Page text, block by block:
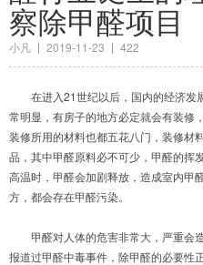
察除甲醛项目
小凡 2019-11-23 422
在进入21世纪以后，国内的经济发
常明显，有房子的地方必定就会有装修
装修所用的材料也都五花八门，装修材
品，其中甲醛原料必不可少，甲醛的挥
高温时，甲醛会加剧释放，造成室内甲
方，都会存在甲醛污染。
甲醛对人体的危害非常大，严重会
报道过甲醛中毒事件，除甲醛的必要性